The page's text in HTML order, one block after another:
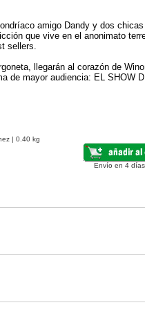
amigo Dandy y dos
que vive en el anonimato
sellers.
llegarán al corazón de
de mayor audiencia: EL SHOW
| 0.40 kg
Envío en 4